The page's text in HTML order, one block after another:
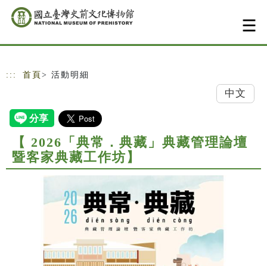
跳到主要內容
網站導覽
::: 首頁 > 活動明細
中文
【 2026「典常．典藏」典藏管理論壇
暨客家典藏工作坊】